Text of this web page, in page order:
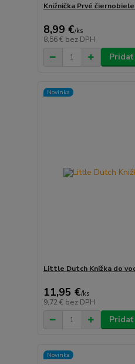
Knižnička Prvé
8,99 €/ks
8,56 € bez DPH
Novinka
Little Dutch Knižka do
11,95 €/ks
9,72 € bez DPH
Novinka